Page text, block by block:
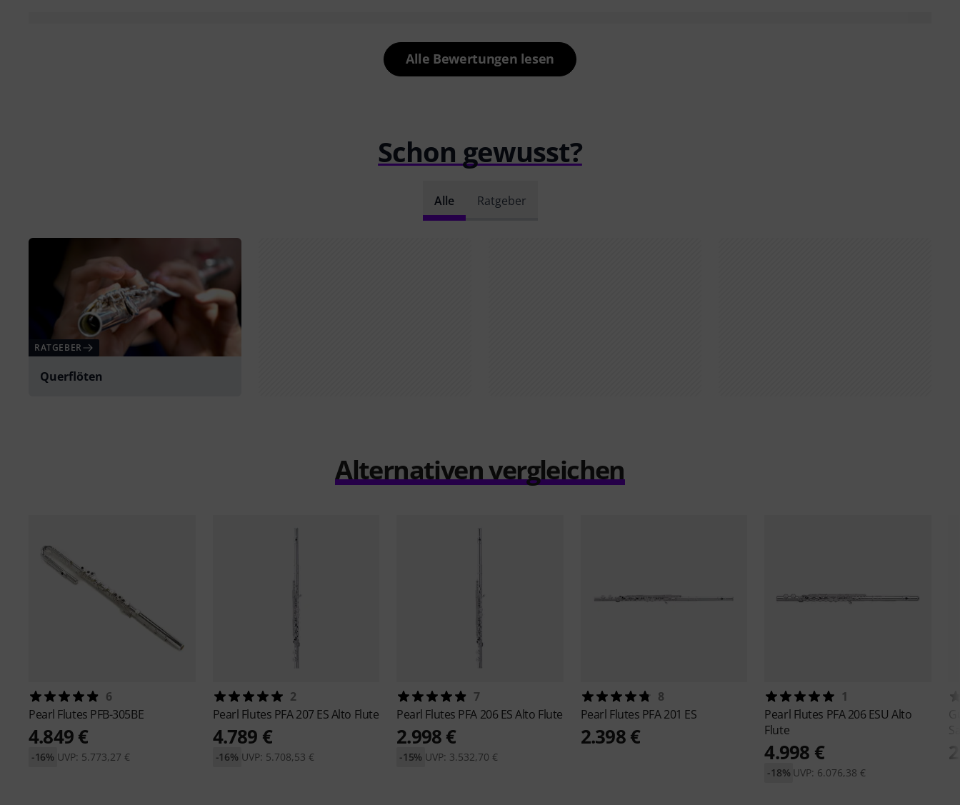
Alle Bewertungen lesen
Schon gewusst?
Alle Ratgeber
RATGEBER
Querflöten
Alternativen vergleichen
6
Pearl Flutes PFB-305BE
4.849 €
UVP: 5.773,27 €
-16%
2
Pearl Flutes PFA 207 ES Alto Flute
4.789 €
UVP: 5.708,53 €
-16%
7
Pearl Flutes PFA 206 ES Alto Flute
2.998 €
UVP: 3.532,70 €
-15%
8
Pearl Flutes PFA 201 ES
2.398 €
1
Pearl Flutes PFA 206 ESU Alto
Flute
4.998 €
UVP: 6.076,38 €
-18%